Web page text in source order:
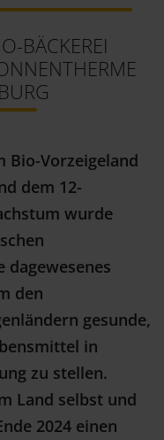
BÄCKEREI
Bio-Vorzeigeland
dem 12-
wurde
dagewesenes
den
gesunde,
in
zu stellen.
Land selbst und
2024 einen